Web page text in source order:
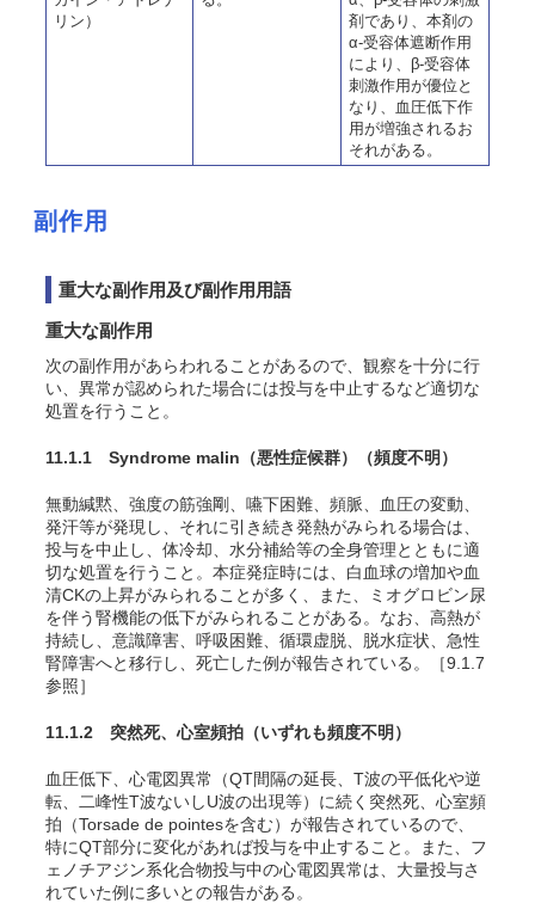
リン）
剤であり、本剤の
α-受容体遮断作用
により、β-受容体
刺激作用が優位と
なり、血圧低下作
用が増強されるお
それがある。
副作用
重大な副作用及び副作用用語
重大な副作用
次の副作用があらわれることがあるので、観察を十分に行
い、異常が認められた場合には投与を中止するなど適切な
処置を行うこと。
11.1.1 Syndrome malin（悪性症候群） （頻度不明）
無動緘黙、強度の筋強剛、嚥下困難、頻脈、血圧の変動、
発汗等が発現し、それに引き続き発熱がみられる場合は、
投与を中止し、体冷却、水分補給等の全身管理とともに適
切な処置を行うこと。本症発症時には、白血球の増加や血
清CKの上昇がみられることが多く、また、ミオグロビン尿
を伴う腎機能の低下がみられることがある。なお、高熱が
持続し、意識障害、呼吸困難、循環虚脱、脱水症状、急性
腎障害へと移行し、死亡した例が報告されている。［9.1.7
参照］
11.1.2 突然死、心室頻拍 （いずれも頻度不明）
血圧低下、心電図異常（QT間隔の延長、T波の平低化や逆
転、二峰性T波ないしU波の出現等）に続く突然死、心室頻
拍（Torsade de pointesを含む）が報告されているので、
特にQT部分に変化があれば投与を中止すること。また、フ
ェノチアジン系化合物投与中の心電図異常は、大量投与さ
れていた例に多いとの報告がある。